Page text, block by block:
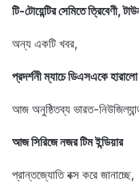
টি-টোয়েন্টির সেমিতে ত্রিবেণী,
অন্য একটি খবর,
প্রদর্শনী ম্যাচে ডিএসএকে
আজ অনুষ্ঠিতব্য ভারত-
আজ সিরিজে নজর টিম ইন্ডিয়ার
প্রান্তজ্যোতি বক্স করে জানাচ্ছে,